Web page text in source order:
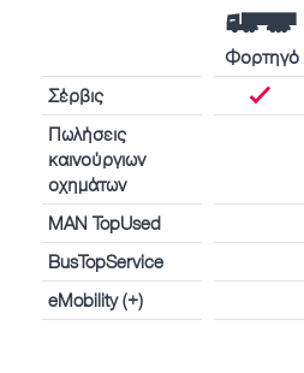
Φορτηγό
Σέρβις
Πωλήσεις
καινούργιων
οχημάτων
MAN TopUsed
BusTopService
eMobility (+)